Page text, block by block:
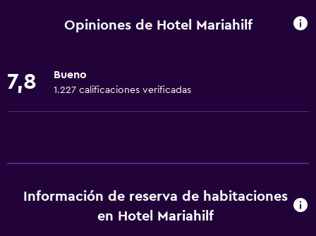
Posibilidad de habitaciones conectadas
Alfombrado
Opiniones de Hotel Mariahilf
7,8 Bueno
1.227 calificaciones verificadas
Información de reserva de habitaciones
en Hotel Mariahilf